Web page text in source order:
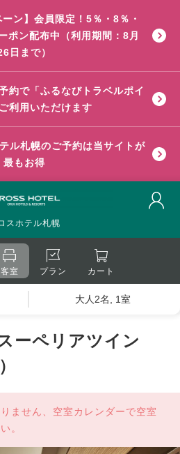
ーン】会員限定！5％・8％・
ポン配布中（利用期間：8月
日まで）
約で「ふるなびトラベルポイ
利用いただけます
ル札幌のご予約は当サイトが
最もお得
スホテル札幌
客室 プラン カート
大人2名, 1室
ーペリアツイン
ません、空室カレンダーで空室
。